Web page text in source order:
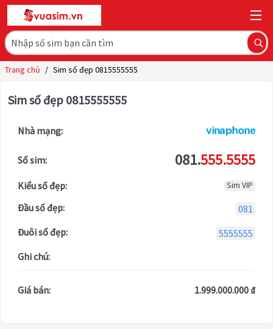
Trang chủ / Sim số đẹp 0815555555
Sim số đẹp 0815555555
Nhà mạng:
Số sim: 081.555.5555
Kiểu số đẹp: Sim VIP
Đầu số đẹp:
081
Đuôi số đẹp:
5555555
Ghi chú:
Giá bán: 1.999.000.000 ₫